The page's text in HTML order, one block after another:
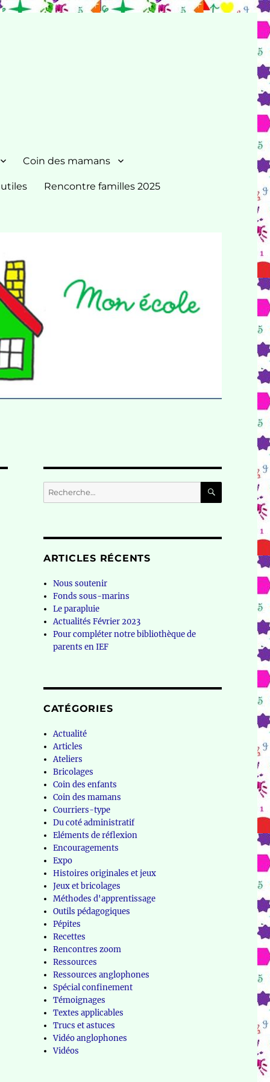
Coin des mamans
Rencontre familles 2025
Recherche
pour :
ARTICLES RÉCENTS
Nous soutenir
Fonds sous-marins
Le parapluie
Actualités Février 2023
Pour compléter notre bibliothèque de
parents en IEF
CATÉGORIES
Actualité
Articles
Ateliers
Bricolages
Coin des enfants
Coin des mamans
Courriers-type
Du coté administratif
Eléments de réflexion
Encouragements
Expo
Histoires originales et jeux
Jeux et bricolages
Méthodes d'apprentissage
Outils pédagogiques
Pépites
Recettes
Rencontres zoom
Ressources
Ressources anglophones
Spécial confinement
Témoignages
Textes applicables
Trucs et astuces
Vidéo anglophones
Vidéos